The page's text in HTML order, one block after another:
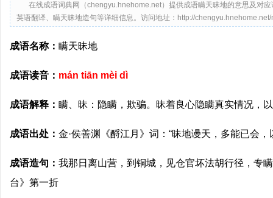
在线成语词典网（chengyu.hnehome.net）提供成语瞒天昧地的意思及对
英语翻译、瞒天昧地造句等详细信息。访问地址：http://
成语名称： 瞒天昧地
成语读音： mán tiān mèi dì
成语解释： 瞒、昧：隐瞒，欺骗。昧着良心隐瞒真实情况，
成语出处： 金·侯善渊《酹江月》词：“昧地谩天，多能已会，
成语造句： 我那日离山营，到铜城，见仓官坏法胡行径，专
台》第一折